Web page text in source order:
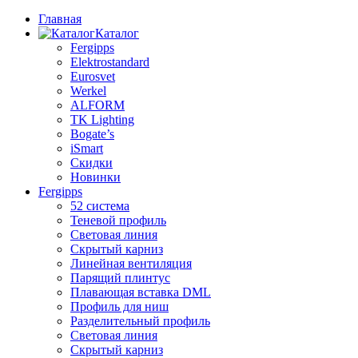
Главная
Каталог
Fergipps
Elektrostandard
Eurosvet
Werkel
ALFORM
TK Lighting
Bogate’s
iSmart
Скидки
Новинки
Fergipps
52 система
Теневой профиль
Световая линия
Скрытый карниз
Линейная вентиляция
Парящий плинтус
Плавающая вставка DML
Профиль для ниш
Разделительный профиль
Световая линия
Скрытый карниз